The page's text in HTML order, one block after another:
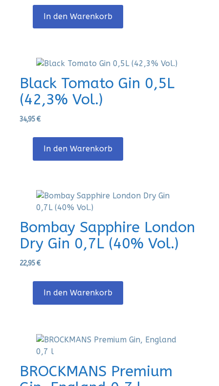
In den Warenkorb
Black Tomato Gin 0,5L
(42,3% Vol.)
34,95€
In den Warenkorb
Bombay Sapphire London
Dry Gin 0,7L (40% Vol.)
22,95€
In den Warenkorb
BROCKMANS Premium